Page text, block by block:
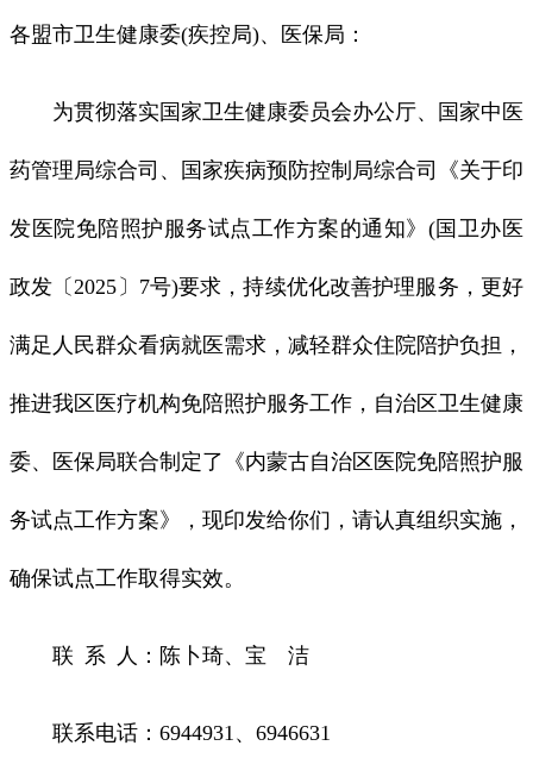
各盟市卫生健康委(疾控局)、医保局：
为贯彻落实国家卫生健康委员会办公厅、国家中医
药管理局综合司、国家疾病预防控制局综合司《关于印
发医院免陪照护服务试点工作方案的通知》(国卫办医
政发〔2025〕7号)要求，持续优化改善护理服务，更好
满足人民群众看病就医需求，减轻群众住院陪护负担，
推进我区医疗机构免陪照护服务工作，自治区卫生健康
委、医保局联合制定了《内蒙古自治区医院免陪照护服
务试点工作方案》，现印发给你们，请认真组织实施，
确保试点工作取得实效。
联 系 人：陈卜琦、宝 洁
联系电话：6944931、6946631